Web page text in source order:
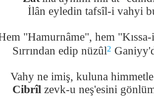
İlân eyledin tafsîl-i vahyi
"Hamurnâme", hem
Sırrından edip nüzûl2
Vahy ne imiş, kuluna
Cibrîl zevk-u neş'esini